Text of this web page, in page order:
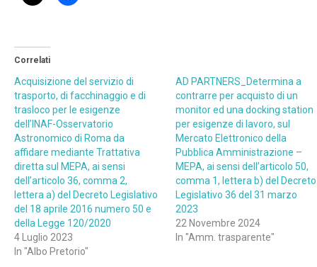
Correlati
Acquisizione del servizio di
trasporto, di facchinaggio e di
trasloco per le esigenze
dell’INAF-Osservatorio
Astronomico di Roma da
affidare mediante Trattativa
diretta sul MEPA, ai sensi
dell’articolo 36, comma 2,
lettera a) del Decreto Legislativo
del 18 aprile 2016 numero 50 e
della Legge 120/2020
4 Luglio 2023
In "Albo Pretorio"
AD PARTNERS_Determina a
contrarre per acquisto di un
monitor ed una docking station
per esigenze di lavoro, sul
Mercato Elettronico della
Pubblica Amministrazione –
MEPA, ai sensi dell’articolo 50,
comma 1, lettera b) del Decreto
Legislativo 36 del 31 marzo
2023
22 Novembre 2024
In "Amm. trasparente"